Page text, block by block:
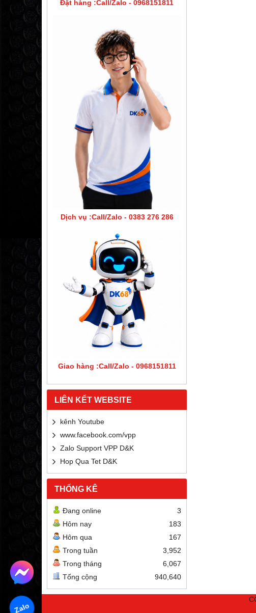
Đặt hàng :Call/Zalo - 0968151811
Dịch vụ :Call/Zalo - 0383 276 286
Giao hàng :Call/Zalo - 0968151811
LIÊN KẾT WEBSITE
kênh Youtube
www.facebook.com/vpp
Zalo Support VPP D&K
Hop Qua Tet D&K
THỐNG KÊ
Đang online
3
Hôm nay
183
Hôm qua
167
Trong tuần
3,952
Trong tháng
6,067
Tổng cộng
940,640
Zalo